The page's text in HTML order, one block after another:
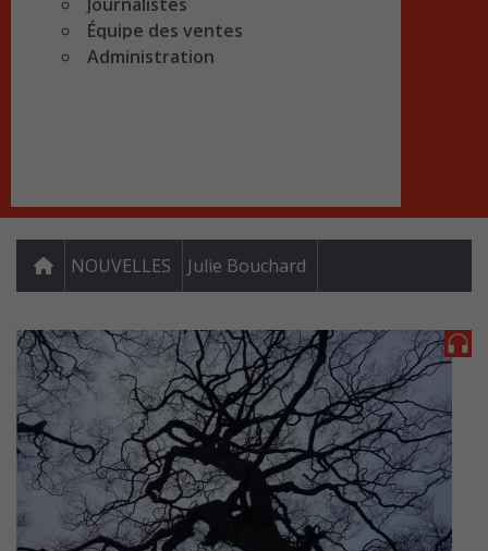
Équipe des ventes
Administration
NOUVELLES Julie Bouchard